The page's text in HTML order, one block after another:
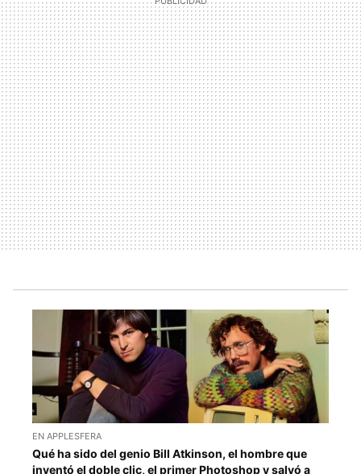
EN APPLESFERA
Qué ha sido del genio Bill Atkinson, el hombre que
inventó el doble clic, el primer Photoshop y salvó a